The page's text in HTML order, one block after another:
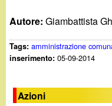
Autore:Giambattista
Tags:amministrazione
inserimento:05-09-2014
Azioni